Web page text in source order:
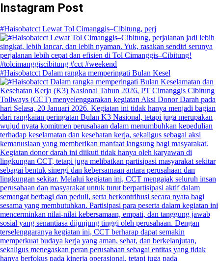
Instagram Post
#Haisobatcct Lewat Tol Cimanggis–Cibitung, perj
#Haisobatcct Dalam rangka memperingati Bulan Kesel